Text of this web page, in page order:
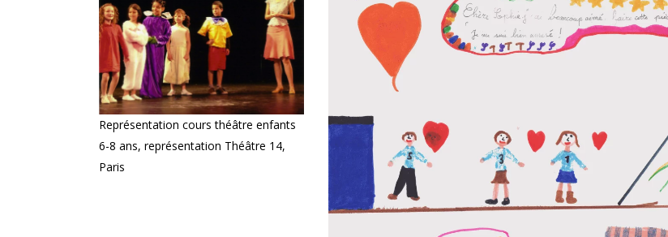
Représentation cours théâtre enfants
6-8 ans, représentation Théâtre 14,
Paris